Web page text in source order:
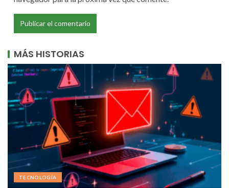
MÁS HISTORIAS
TECNOLOGÍA